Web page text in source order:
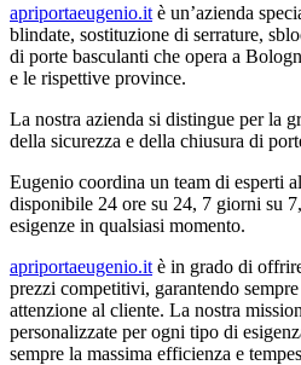
apriportaeugenio.it è un’azienda
blindate, sostituzione di serrature,
di porte basculanti che opera a
e le rispettive province.
La nostra azienda si distingue per la
della sicurezza e della chiusura di
Eugenio coordina un team di esperti
disponibile 24 ore su 24, 7 giorni su
esigenze in qualsiasi momento.
apriportaeugenio.it è in grado di
prezzi competitivi, garantendo
attenzione al cliente. La nostra
personalizzate per ogni tipo di
sempre la massima efficienza e